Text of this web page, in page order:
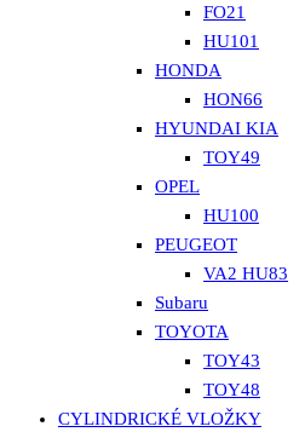
FO21
HU101
HONDA
HON66
HYUNDAI KIA
TOY49
OPEL
HU100
PEUGEOT
VA2 HU83
Subaru
TOYOTA
TOY43
TOY48
CYLINDRICKÉ VLOŽKY